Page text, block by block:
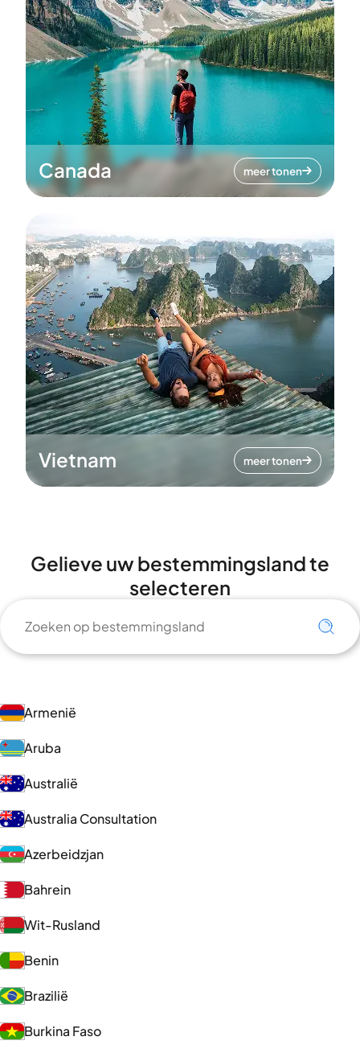
Canada meer tonen
Vietnam meer tonen
Gelieve uw bestemmingsland te
selecteren
Armenië
Aruba
Australië
Australia Consultation
Azerbeidzjan
Bahrein
Wit-Rusland
Benin
Brazilië
Burkina Faso